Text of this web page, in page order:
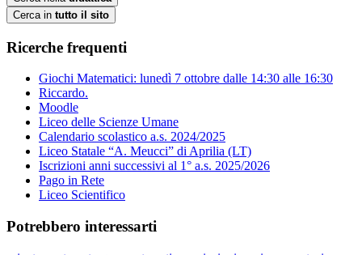
Cerca in tutto il sito
Ricerche frequenti
Giochi Matematici: lunedì 7 ottobre dalle 14:30 alle 16:30
Riccardo.
Moodle
Liceo delle Scienze Umane
Calendario scolastico a.s. 2024/2025
Liceo Statale “A. Meucci” di Aprilia (LT)
Iscrizioni anni successivi al 1° a.s. 2025/2026
Pago in Rete
Liceo Scientifico
Potrebbero interessarti